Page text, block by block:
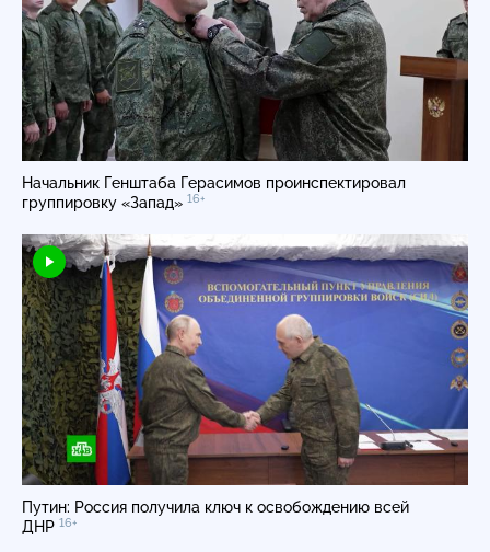
Начальник Генштаба Герасимов проинспектировал
группировку «Запад» 16+
Путин: Россия получила ключ к освобождению всей
ДНР 16+